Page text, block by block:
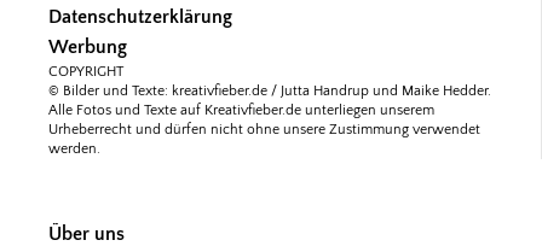
Datenschutzerklärung
Werbung
COPYRIGHT
© Bilder und Texte: kreativfieber.de / Jutta Handrup und Maike Hedder.
Alle Fotos und Texte auf Kreativfieber.de unterliegen unserem
Urheberrecht und dürfen nicht ohne unsere Zustimmung verwendet
werden.
Über uns